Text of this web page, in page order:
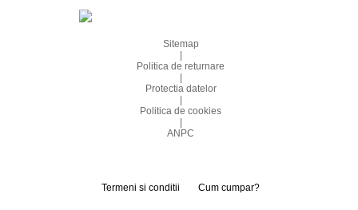
Sitemap
Politica de returnare
Protectia datelor
Politica de cookies
ANPC
Termeni si conditii Cum cumpar?